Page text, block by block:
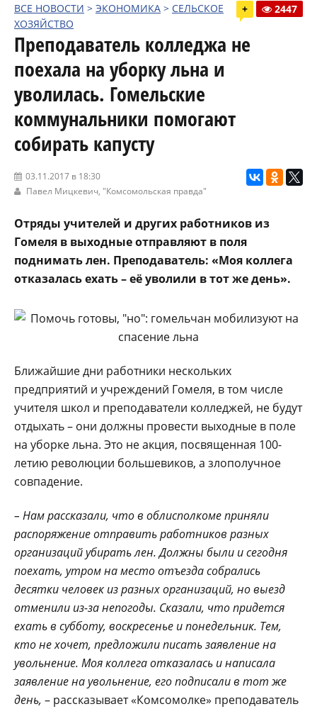
ВСЕ НОВОСТИ > ЭКОНОМИКА > СЕЛЬСКОЕ
ХОЗЯЙСТВО
+ 2447
Преподаватель колледжа не
поехала на уборку льна и
уволилась. Гомельские
коммунальники помогают
собирать капусту
03.11.2017 в 18:30
Павел Мицкевич, "Комсомольская правда"
Отряды учителей и других работников из
Гомеля в выходные отправляют в поля
поднимать лен. Преподаватель: «Моя коллега
отказалась ехать – её уволили в тот же день».
Ближайшие дни работники нескольких
предприятий и учреждений Гомеля, в том числе
учителя школ и преподаватели колледжей, не будут
отдыхать – они должны провести выходные в поле
на уборке льна. Это не акция, посвященная 100-
летию революции большевиков, а злополучное
совпадение.
– Нам рассказали, что в облисполкоме приняли
распоряжение отправить работников разных
организаций убирать лен. Должны были и сегодня
поехать, утром на место отъезда собрались
десятки человек из разных организаций, но выезд
отменили из-за непогоды. Сказали, что придется
ехать в субботу, воскресенье и понедельник. Тем,
кто не хочет, предложили писать заявление на
увольнение. Моя коллега отказалась и написала
заявление на увольнение, его подписали в тот же
день, – рассказывает «Комсомолке» преподаватель